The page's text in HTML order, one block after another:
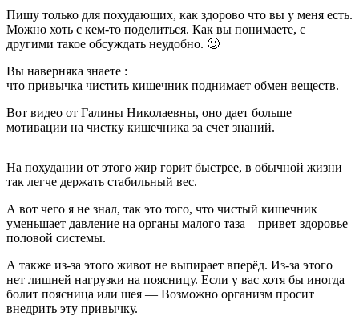
Пишу только для похудающих, как здорово что вы у меня есть.
Можно хоть с кем-то поделиться. Как вы понимаете, с
другими такое обсуждать неудобно. 🙂
Вы наверняка знаете :
что привычка чистить кишечник поднимает обмен веществ.
Вот видео от Галины Николаевны, оно дает больше
мотивации на чистку кишечника за счет знаний.
На похудании от этого жир горит быстрее, в обычной жизни
так легче держать стабильный вес.
А вот чего я не знал, так это того, что чистый кишечник
уменьшает давление на органы малого таза – привет здоровье
половой системы.
А также из-за этого живот не выпирает вперёд. Из-за этого
нет лишней нагрузки на поясницу. Если у вас хотя бы иногда
болит поясница или шея — Возможно организм просит
внедрить эту привычку.